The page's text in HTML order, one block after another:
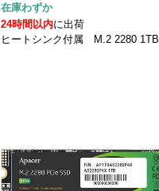
在庫わずか
24時間以内に出荷
ヒートシンク付属 M.2 2280 1TB